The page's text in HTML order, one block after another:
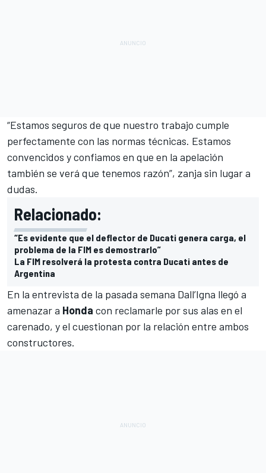
“Estamos seguros de que nuestro trabajo cumple
perfectamente con las normas técnicas. Estamos
convencidos y confiamos en que en la apelación
también se verá que tenemos razón”, zanja sin lugar a
dudas.
Relacionado:
“Es evidente que el deflector de Ducati genera carga, el
problema de la FIM es demostrarlo”
La FIM resolverá la protesta contra Ducati antes de
Argentina
En la entrevista de la pasada semana Dall’Igna llegó a
amenazar a Honda con reclamarle por sus alas en el
carenado, y el cuestionan por la relación entre ambos
constructores.